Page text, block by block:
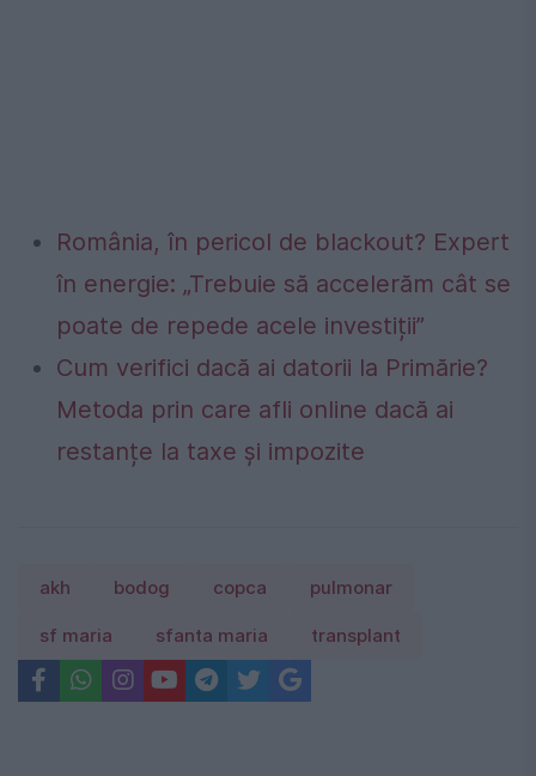
România, în pericol de blackout? Expert
în energie: „Trebuie să accelerăm cât se
poate de repede acele investiții”
Cum verifici dacă ai datorii la Primărie?
Metoda prin care afli online dacă ai
restanțe la taxe și impozite
akh bodog copca pulmonar
sf maria sfanta maria transplant